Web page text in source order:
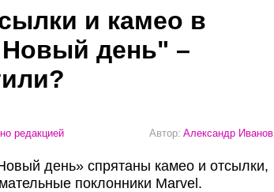
и камео в
Новый день" –
редакцией Автор: Александр Иванов
день» спрятаны камео и отсылки,
поклонники Marvel.